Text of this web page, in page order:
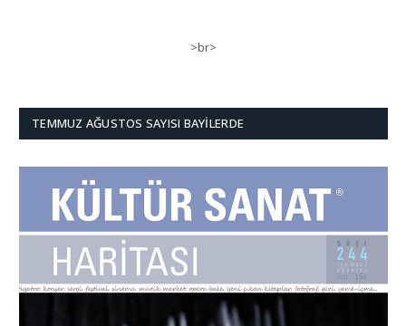
>br>
TEMMUZ AĞUSTOS SAYISI BAYILERDE